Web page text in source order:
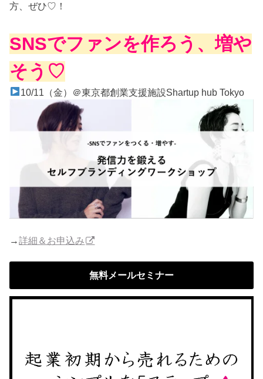
方、ぜひ♡！
SNSでファンを作ろう、増や
そう♡
10/11（金）＠東京都創業支援施設Shartup hub Tokyo
→詳細＆お申込み
無料メールセミナー